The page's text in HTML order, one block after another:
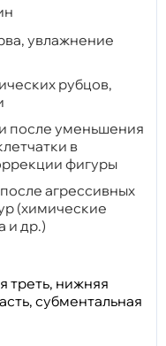
увлажнение
рубцов,
после уменьшения
в
фигуры
агрессивных
(химические
и др.)
треть, нижняя
субментальная